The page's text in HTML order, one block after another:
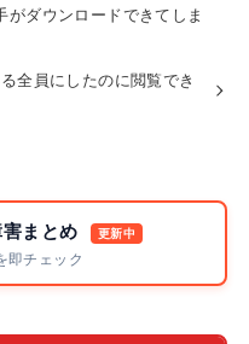
がダウンロードできてしま
全員にしたのに閲覧でき
まとめ 更新中
即チェック